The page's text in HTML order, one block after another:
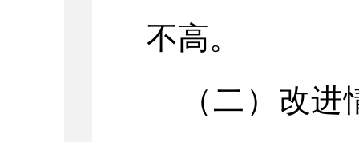
不高。
（二）改进